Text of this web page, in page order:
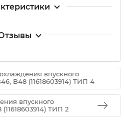
впускного
B48 (11618603914) ТИП 4
впускного
ТИП 2